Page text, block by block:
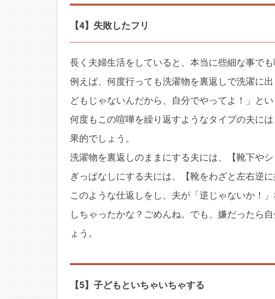
【4】失敗したフリ
長く夫婦生活をしていると、本当に些細な事で
例えば、何度行っても洗濯物を裏返しで洗濯に
どもじゃないんだから、自分でやってよ！」と
何度もこの喧嘩を繰り返すようなタイプの夫に
果的でしょう。
洗濯物を裏返しのままにする夫には、【靴下や
ぎっぱなしにする夫には、【靴をわざと左右逆
このような仕返しをし、夫が「逆じゃないか！
しちゃったかな？ごめんね。でも、嫌だったら
ょう。
【5】子どもといちゃいちゃする